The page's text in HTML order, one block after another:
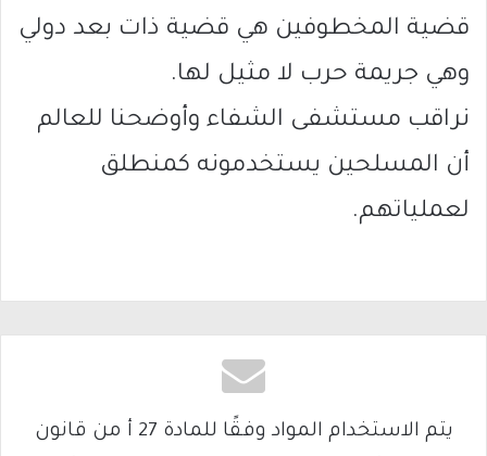
قضية المخطوفين هي قضية ذات بعد دولي
وهي جريمة حرب لا مثيل لها.
نراقب مستشفى الشفاء وأوضحنا للعالم
أن المسلحين يستخدمونه كمنطلق
لعملياتهم.
يتم الاستخدام المواد وفقًا للمادة 27 أ من قانون